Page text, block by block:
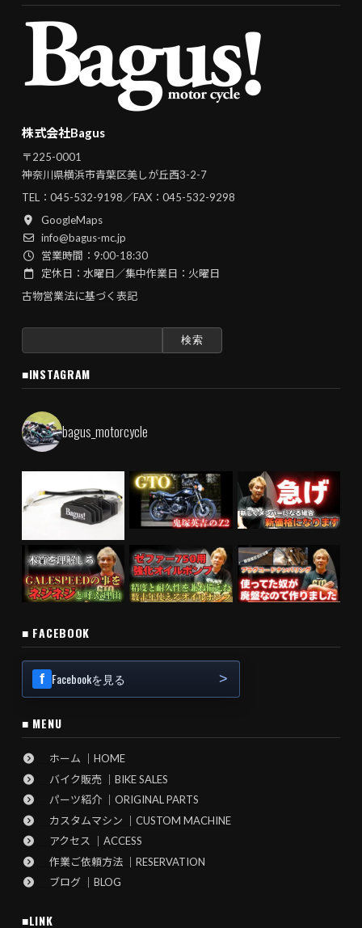
株式会社Bagus
〒225-0001
神奈川県横浜市青葉区美しが丘西3-2-7
TEL： 045-532-9198／FAX：045-532-9298
GoogleMaps
info@bagus-mc.jp
営業時間：9:00-18:30
定休日：水曜日／集中作業日：火曜日
古物営業法に基づく表記
検
■INSTAGRAM
bagus_motorcycle
■ FACEBOOK
Facebookを見る
■ MENU
ホーム ｜HOME
バイク販売 ｜BIKE SALES
パーツ紹介 ｜ORIGINAL PARTS
カスタムマシン ｜CUSTOM MACHINE
アクセス ｜ACCESS
作業ご依頼方法 ｜RESERVATION
ブログ ｜BLOG
■LINK